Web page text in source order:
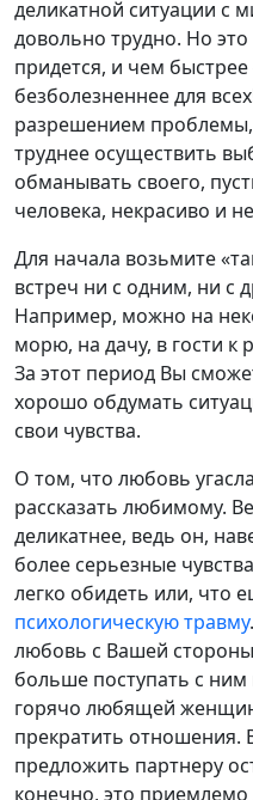
деликатной ситуации с
довольно трудно. Но это
придется, и чем
безболезненнее для
разрешением
труднее осуществить
обманывать своего,
человека, некрасиво и
Для начала возьмите
встреч ни с одним, ни с
Например, можно на
морю, на дачу, в гости к
За этот период Вы
хорошо обдумать
свои чувства.
О том, что любовь
рассказать любимому.
деликатнее, ведь он,
более серьезные
легко обидеть или, что
психологическую травму
любовь с Вашей
больше поступать с ним
горячо любящей
прекратить отношения.
предложить партнеру
конечно, это приемлемо